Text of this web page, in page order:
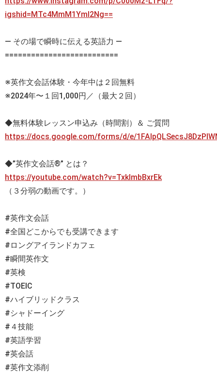
igshid=MTc4MmM1YmI2Ng==
— その場で瞬時に伝える英語力 —
==========================
※英作文会話体験・今年中は２回無料
※2024年〜１回1,000円／（最大２回）
◆無料体験レッスン申込み（時間割）＆ ご質問
https://docs.google.com/forms/d/e/
◆”英作文会話®” とは？
https://youtube.com/watch?v=TxklmbBxrEk
（３分弱の動画です。）
#英作文会話
#全国どこからでも受講できます
#ロングアイランドカフェ
#瞬間英作文
#英検
#TOEIC
#ハイブリッドクラス
#シャドーイング
#４技能
#英語学習
#英会話
#英作文添削